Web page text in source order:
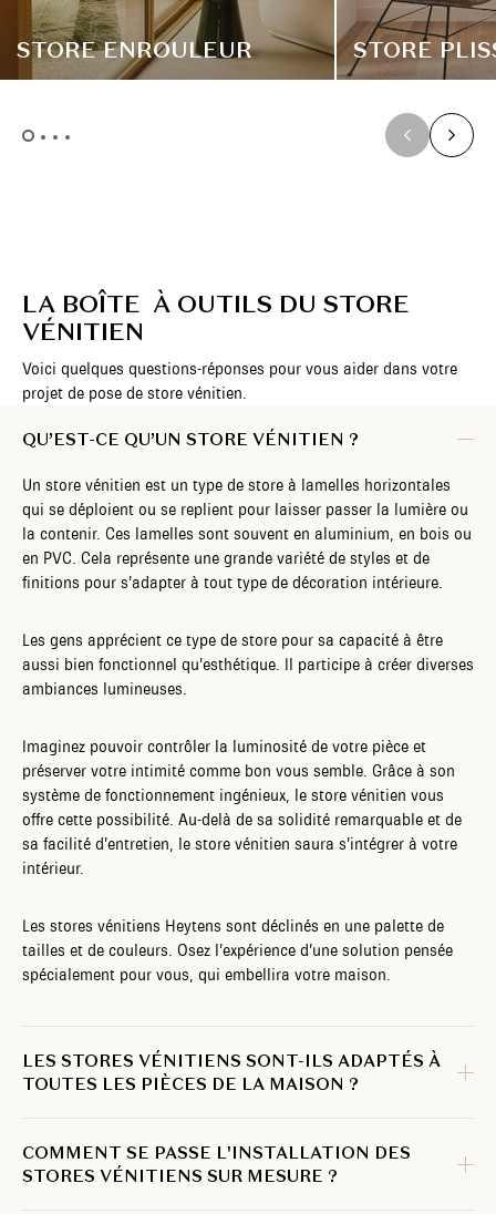
STORE ENROULEUR STORE
LA BOÎTE À OUTILS DU STORE
VÉNITIEN
Voici quelques questions-réponses pour vous aider dans votre
projet de pose de store vénitien.
QU’EST-CE QU’UN STORE VÉNITIEN ?
Un store vénitien est un type de store à lamelles horizontales
qui se déploient ou se replient pour laisser passer la lumière ou
la contenir. Ces lamelles sont souvent en aluminium, en bois ou
en PVC. Cela représente une grande variété de styles et de
finitions pour s’adapter à tout type de décoration intérieure.
Les gens apprécient ce type de store pour sa capacité à être
aussi bien fonctionnel qu’esthétique. Il participe à créer diverses
ambiances lumineuses.
Imaginez pouvoir contrôler la luminosité de votre pièce et
préserver votre intimité comme bon vous semble. Grâce à son
système de fonctionnement ingénieux, le store vénitien vous
offre cette possibilité. Au-delà de sa solidité remarquable et de
sa facilité d’entretien, le store vénitien saura s’intégrer à votre
intérieur.
Les stores vénitiens Heytens sont déclinés en une palette de
tailles et de couleurs. Osez l’expérience d’une solution pensée
spécialement pour vous, qui embellira votre maison.
LES STORES VÉNITIENS SONT-ILS ADAPTÉS À
TOUTES LES PIÈCES DE LA MAISON ?
COMMENT SE PASSE L'INSTALLATION DES
STORES VÉNITIENS SUR MESURE ?